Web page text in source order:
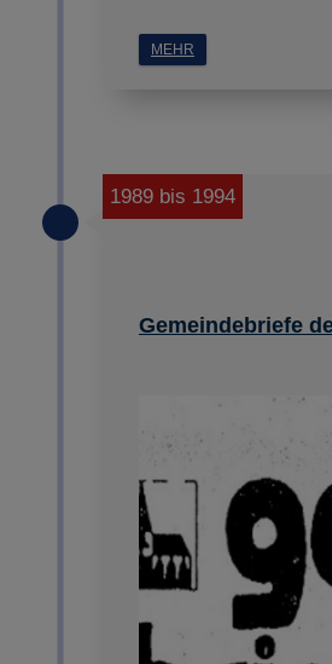
MEHR
Gemeindebriefe
1989 bis 1994